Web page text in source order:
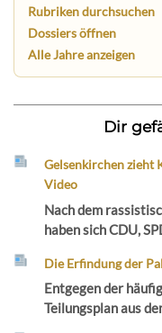
Rubriken durchsuchen
Dossiers öffnen
Alle Jahre anzeigen
Dir
Gelsenkirchen zieht
Video
Nach dem
haben sich CDU,
Die Erfindung der
Entgegen der
Teilungsplan aus